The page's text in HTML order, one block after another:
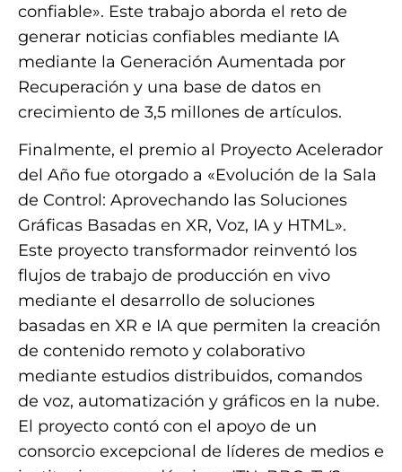
confiable». Este trabajo aborda el reto de
generar noticias confiables mediante IA
mediante la Generación Aumentada por
Recuperación y una base de datos en
crecimiento de 3,5 millones de artículos.
Finalmente, el premio al Proyecto Acelerador
del Año fue otorgado a «Evolución de la Sala
de Control: Aprovechando las Soluciones
Gráficas Basadas en XR, Voz, IA y HTML».
Este proyecto transformador reinventó los
flujos de trabajo de producción en vivo
mediante el desarrollo de soluciones
basadas en XR e IA que permiten la creación
de contenido remoto y colaborativo
mediante estudios distribuidos, comandos
de voz, automatización y gráficos en la nube.
El proyecto contó con el apoyo de un
consorcio excepcional de líderes de medios e